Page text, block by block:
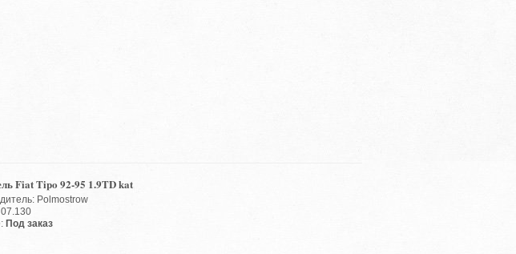
Fiat Tipo 92-95 1.9TD kat
Polmostrow
Под заказ